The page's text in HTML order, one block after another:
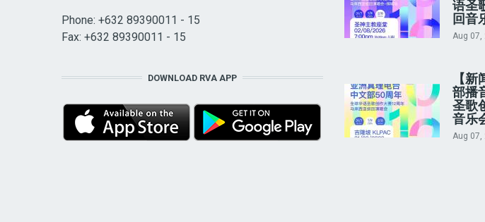
Phone: +632 89390011 - 15
Fax: +632 89390011 - 15
DOWNLOAD RVA APP
语圣
回音
Aug 07,
【
部播
圣歌
音乐
Aug 07,